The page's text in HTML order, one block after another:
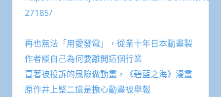
27185/
再也無法「用愛發電」，從業十年日本動畫製
作者談自己為何要離開這個行業
冒著被投訴的風險做動畫，《碧藍之海》漫畫
原作井上堅二還是擔心動畫被舉報